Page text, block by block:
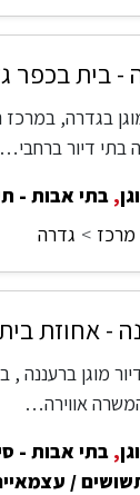
- בית בכפר
בגדרה,
בתי דיור ברחבי…
, בתי אבות -
מרכז
גדרה
- אחוזת
מוגן ברעננה
אווירה…
, בתי אבות -
/